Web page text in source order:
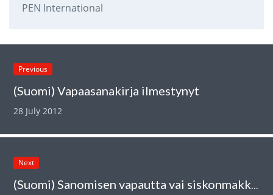
PEN International
Previous
(Suomi) Vapaasanakirja ilmestynyt
28 July 2012
Next
(Suomi) Sanomisen vapautta vai siskonmakkaraa?